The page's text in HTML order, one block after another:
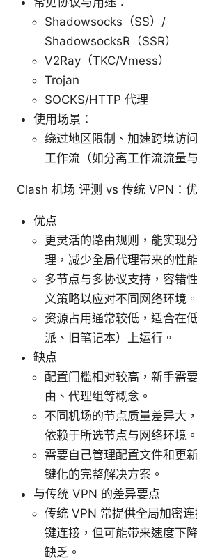
Shadowsocks（SS）/
ShadowsocksR（SSR）
V2Ray（TKC/Vmess）
Trojan
SOCKS/HTTP 代理
使用场景：
绕过地区限制、加速跨境访
工作流（如分离工作流流量
Clash 机场 评测 vs 传统 VPN：
优点
更灵活的路由规则，能实现
理，减少全局代理带来的性
多节点与多协议支持，容错
义策略以应对不同网络环境。
资源占用通常较低，适合在
派、旧笔记本）上运行。
缺点
配置门槛相对较高，新手需
由、代理组等概念。
不同机场的节点质量差异大
依赖于所选节点与网络环境。
需要自己管理配置文件和更
键化的完整解决方案。
与传统 VPN 的差异要点
传统 VPN 常提供全局加密
键连接，但可能带来速度下
缺乏。